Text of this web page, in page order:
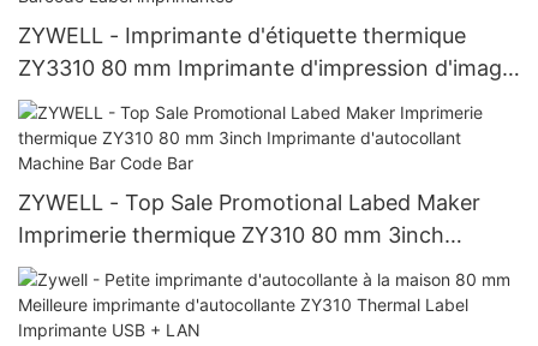
ZYWELL - Imprimante d'étiquette thermique
ZY3310 80 mm Imprimante d'impression d'image
du logo pour étiquettes Barcode Label
imprimantes
ZYWELL - Top Sale Promotional Labed Maker
Imprimerie thermique ZY310 80 mm 3inch
Imprimante d'autocollant Machine Bar Code Bar